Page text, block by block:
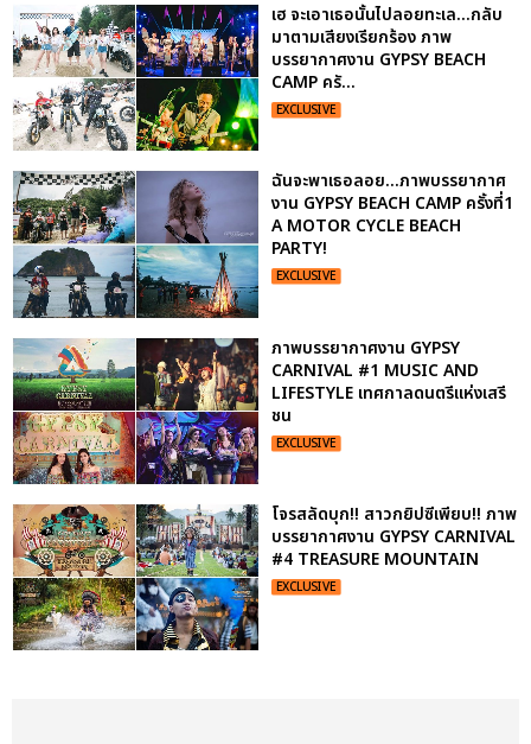
เฮ จะเอาเธอนั้นไปลอยทะเล...กลับ
มาตามเสียงเรียกร้อง ภาพ
บรรยากาศงาน GYPSY BEACH
CAMP ครั...
EXCLUSIVE
ฉันจะพาเธอลอย...ภาพบรรยากาศ
งาน GYPSY BEACH CAMP ครั้งที่1
A MOTOR CYCLE BEACH
PARTY!
EXCLUSIVE
ภาพบรรยากาศงาน GYPSY
CARNIVAL #1 MUSIC AND
LIFESTYLE เทศกาลดนตรีแห่งเสรี
ชน
EXCLUSIVE
โจรสลัดบุก!! สาวกยิปซีเพียบ!! ภาพ
บรรยากาศงาน GYPSY CARNIVAL
#4 TREASURE MOUNTAIN
EXCLUSIVE